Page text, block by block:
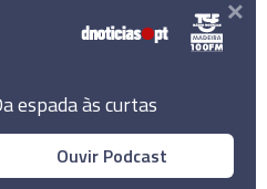
a nossa App
de Notícias, Lda.
espada às curtas
Ouvir Podcast